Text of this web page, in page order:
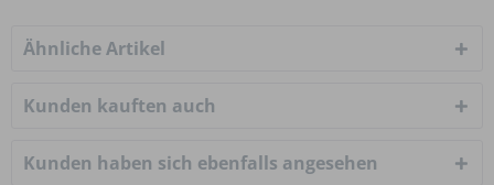
Ähnliche Artikel
Kunden kauften auch
Kunden haben sich ebenfalls angesehen